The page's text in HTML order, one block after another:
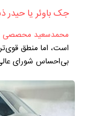
جک باوئر یا حیدر
محمدسعید محصصی
است، اما منطق
بی‌احساس شورای